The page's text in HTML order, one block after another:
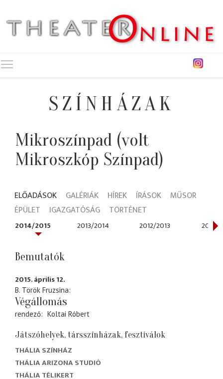
SZÍNHÁZAK
Mikroszínpad (volt
Mikroszkóp Színpad)
ELŐADÁSOK GALÉRIÁK HÍREK ÍRÁSOK
MŰSOR
ÉPÜLET
IGAZGATÓSÁG TÖRTÉNET
2014/2015 2013/2014 2012/2013 2011/
Bemutatók
2015. április 12.
B. Török Fruzsina
Végállomás
rendező Koltai Róbert
Játszóhelyek, társszínházak, fesztiválok
THÁLIA SZÍNHÁZ
THÁLIA ARIZONA STUDIÓ
THÁLIA TÉLIKERT